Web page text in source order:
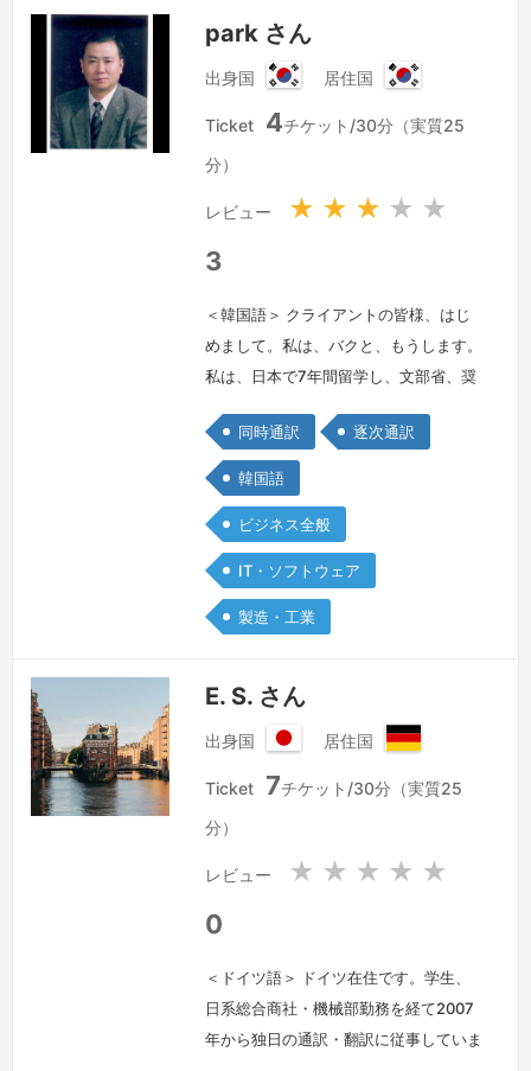
ミナー、評議会のスピーチなど、大学関
連の通訳経験もあります。翻訳案件も多
数対…続きを見る »
park さん
出身国
韓
居住国
韓
Ticket 4チケット/30分（実質25
分）
レビュー ★ ★ ★ ★ ★
3
＜韓国語＞ クライアントの皆様、はじ
めまして。私は、バクと、もうします。
私は、日本で7年間留学し、文部省、奨
士号をとりました。韓国で、30年間の4
年制大学、教授職を引退した後、いま
は、おもに通訳と翻訳をやっておりま
す。韓国のサムソンなど、大企業の通訳
経験も多数もっております。私の場合
は、工学博士号をもっており、一般通訳
はもちろん、特に、工学など、技術分野
同時通訳 逐次通訳
韓国語
ビジネス全般
IT・ソフトウェア
製造・工業
E. S. さん
出身国
本
居住国
イ
邦
Ticket 7チケット/30分（実質25
分）
レビュー ★ ★ ★ ★ ★
0
＜ドイツ語＞ ドイツ在住です。学生、
日系総合商社・機械部勤務を経て2007
年から独日の通訳・翻訳に従事していま